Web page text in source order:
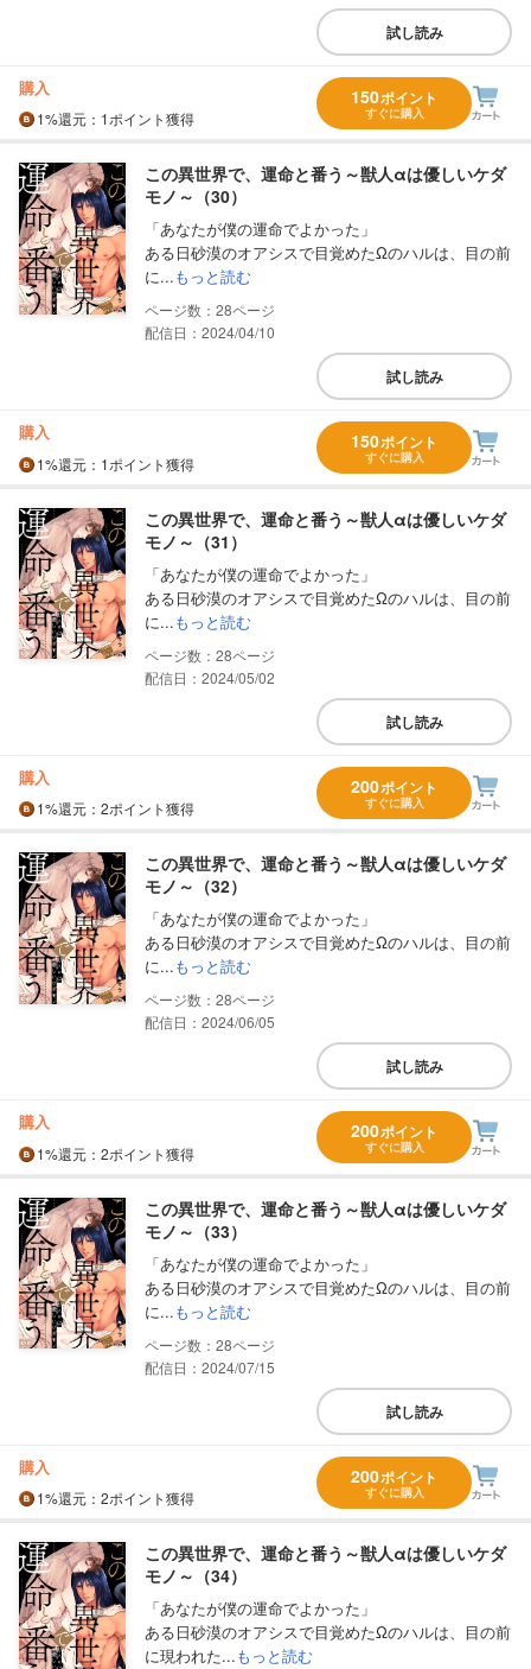
試し読み
購入
1%還元 ：1ポイント獲得
150ポイント
すぐに購入
この異世界で、運命と番う～獣人αは優しいケダ
モノ～（30）
「あなたが僕の運命でよかった」
ある日砂漠のオアシスで目覚めたΩのハルは、目の前
に...もっと読む
28
配信日：2024/04/10
試し読み
購入
1%還元 ：1ポイント獲得
150ポイント
すぐに購入
この異世界で、運命と番う～獣人αは優しいケダ
モノ～（31）
「あなたが僕の運命でよかった」
ある日砂漠のオアシスで目覚めたΩのハルは、目の前
に...もっと読む
28
配信日：2024/05/02
試し読み
購入
1%還元 ：2ポイント獲得
200ポイント
すぐに購入
この異世界で、運命と番う～獣人αは優しいケダ
モノ～（32）
「あなたが僕の運命でよかった」
ある日砂漠のオアシスで目覚めたΩのハルは、目の前
に...もっと読む
28
配信日：2024/06/05
試し読み
購入
1%還元 ：2ポイント獲得
200ポイント
すぐに購入
この異世界で、運命と番う～獣人αは優しいケダ
モノ～（33）
「あなたが僕の運命でよかった」
ある日砂漠のオアシスで目覚めたΩのハルは、目の前
に...もっと読む
28
配信日：2024/07/15
試し読み
購入
1%還元 ：2ポイント獲得
200ポイント
すぐに購入
この異世界で、運命と番う～獣人αは優しいケダ
モノ～（34）
「あなたが僕の運命でよかった」
ある日砂漠のオアシスで目覚めたΩのハルは、目の前
に現われた...もっと読む